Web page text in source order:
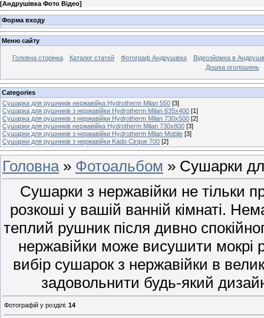
[Андрушівка Фото Відео]
Форма входу
Меню сайту
Головна сторінка Каталог статей Фотограф Андрушівка
Відеозйомка в
Дошка оголошень
Categories
Сушарка для рушників нержавійка Hydrotherm Milan 550 [3]
Сушарка для рушників з нержавійки Hydrotherm Milan 635x400 [1]
Сушарка для рушників з нержавійки Hydrotherm Milan 730x500 [2]
Сушарки для рушників нержавійка Hydrotherm Milan 730x800 [3]
Сушарки для рушників з нержавійки Hydrotherm Milan Mobile [3]
Сушарки для рушників з нержавійки Kado Cirque 700 [2]
Головна» Фотоальбом » Сушарки
Сушарки з нержавійки не тільки
розкоші у вашій ванній кімнаті.
теплий рушник після дивно
нержавійки може висушити
вибір сушарок з нержавійки в
задовольнити будь-який
Фотографій у розділі: 14